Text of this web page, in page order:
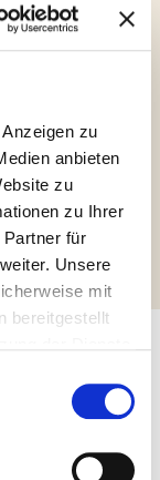
zu
anbieten
zu
zu Ihrer
für
Unsere
mit
bereitgestellt
abfragen